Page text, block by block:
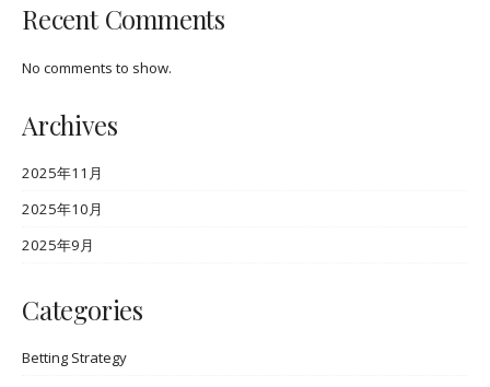
Recent Comments
No comments to show.
Archives
2025年11月
2025年10月
2025年9月
Categories
Betting Strategy